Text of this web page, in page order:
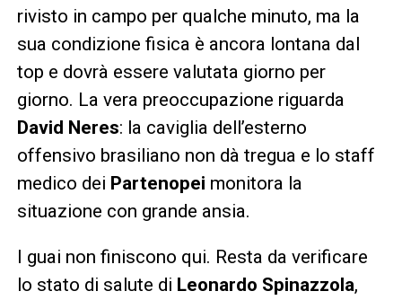
rivisto in campo per qualche minuto, ma la
sua condizione fisica è ancora lontana dal
top e dovrà essere valutata giorno per
giorno. La vera preoccupazione riguarda
David Neres: la caviglia dell’esterno
offensivo brasiliano non dà tregua e lo staff
medico dei Partenopei monitora la
situazione con grande ansia.
I guai non finiscono qui. Resta da verificare
lo stato di salute di Leonardo Spinazzola,